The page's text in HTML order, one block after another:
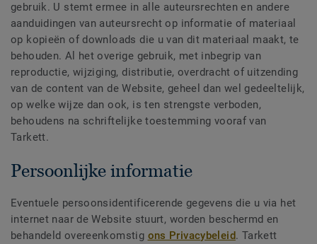
gebruik. U stemt ermee in alle auteursrechten en andere
aanduidingen van auteursrecht op informatie of materiaal
op kopieën of downloads die u van dit materiaal maakt, te
behouden. Al het overige gebruik, met inbegrip van
reproductie, wijziging, distributie, overdracht of uitzending
van de content van de Website, geheel dan wel gedeeltelijk,
op welke wijze dan ook, is ten strengste verboden,
behoudens na schriftelijke toestemming vooraf van
Tarkett.
Persoonlijke informatie
Eventuele persoonsidentificerende gegevens die u via het
internet naar de Website stuurt, worden beschermd en
behandeld overeenkomstig ons Privacybeleid. Tarkett